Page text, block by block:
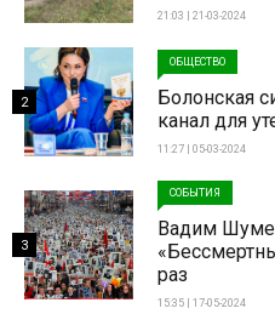
21:03 | 21-03-2024
ОБЩЕСТВО
Болонская
канал для
11:27 | 05-03-2024
2
СОБЫТИЯ
Вадим
раз
15:35 | 17-05-2024
3